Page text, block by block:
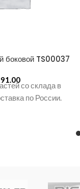
боковой TS00037
со склада в
по России.